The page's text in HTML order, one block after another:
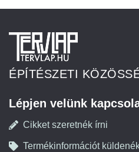
ÉPÍTÉSZETI
Lépjen velünk
Cikket szeretnék írni
Termékinformációt